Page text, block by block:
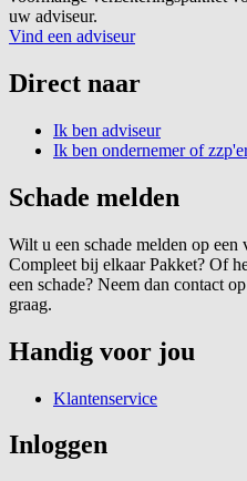
uw adviseur.
Vind een adviseur
Direct naar
Ik ben adviseur
Ik ben ondernemer of
Schade melden
Wilt u een schade melden op
Compleet bij elkaar Pakket? Of
een schade? Neem dan contact
graag.
Handig voor jou
Klantenservice
Inloggen